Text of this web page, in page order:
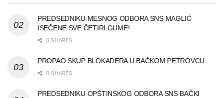
PREDSEDNIKU MESNOG ODBORA SNS MAGLIĆ
ISEČENE SVE ČETIRI GUME!
0 SHARES
PROPAO SKUP BLOKADERA U BAČKOM PETROVCU
0 SHARES
PREDSEDNIKU OPŠTINSKOG ODBORA SNS BAČKI